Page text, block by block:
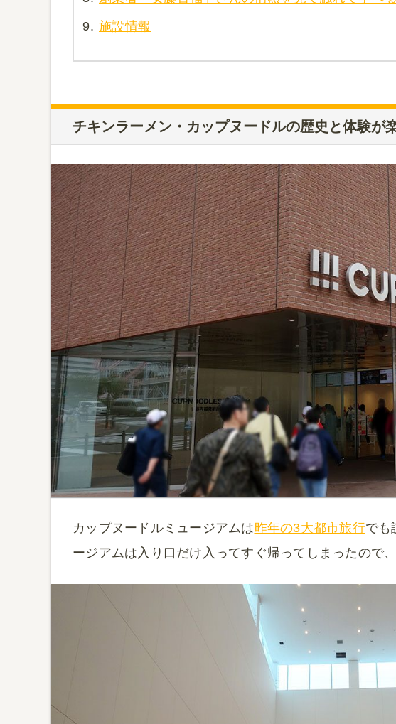
9. 施設情報
チキンラーメン・カップヌードルの歴史と体験が
カップヌードルミュージアムは昨年の3大都市旅行でも
ージアムは入り口だけ入ってすぐ帰ってしまったので